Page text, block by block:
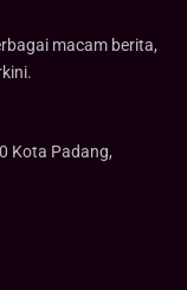
macam berita,
Kota Padang,